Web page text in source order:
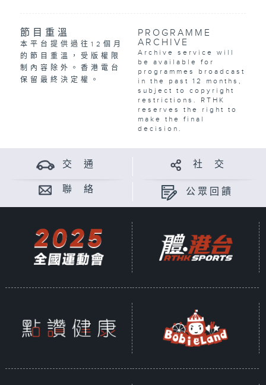
節目重溫
本平台提供過往12個月
的節目重溫，受版權限
制內容除外。香港電台
保留最終決定權。
PROGRAMME
ARCHIVE
Archive service will
be available for
programmes broadcast
in the past 12 months,
subject to copyright
restrictions. RTHK
reserves the right to
make the final
decision.
交 通 社 交
聯 絡 公眾回饋